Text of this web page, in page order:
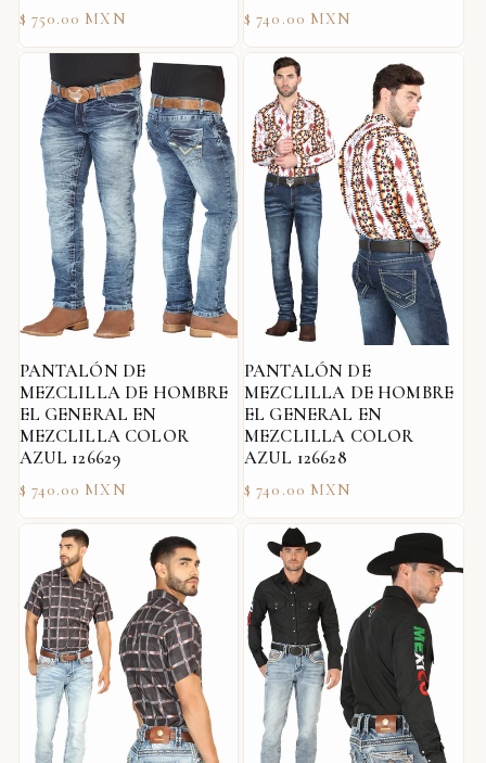
Precio
habitual
$ 750.00 MXN
Precio
habitual
$ 740.00 MXN
PANTALÓN DE
MEZCLILLA DE HOMBRE
EL GENERAL EN
MEZCLILLA COLOR
AZUL 126629
Precio
habitual
$ 740.00 MXN
PANTALÓN DE
MEZCLILLA DE HOMBRE
EL GENERAL EN
MEZCLILLA COLOR
AZUL 126628
Precio
habitual
$ 740.00 MXN